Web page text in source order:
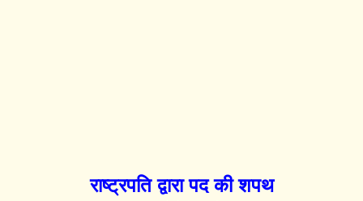
राष्ट्रपति द्वारा पद की शपथ